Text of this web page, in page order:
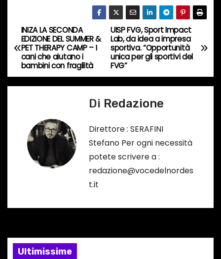
r
s
o
…
N
a
v
e
UISP FVG, Sport Impact
Lab, da idea a impresa
sportiva. “Opportunità
unica per gli sportivi del
FVG”
INIZA LA SECONDA
EDIZIONE DEL SUMMER &
PET THERAPY CAMP – I
cani che aiutano i
bambini con fragilità
Di Redazione
Direttore : SERAFINI
Stefano Per ogni necessità
potete scrivere a :
redazione@vocedelnordes
t.it
Ultimissime